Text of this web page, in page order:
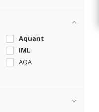
Aquant
IML
AQA